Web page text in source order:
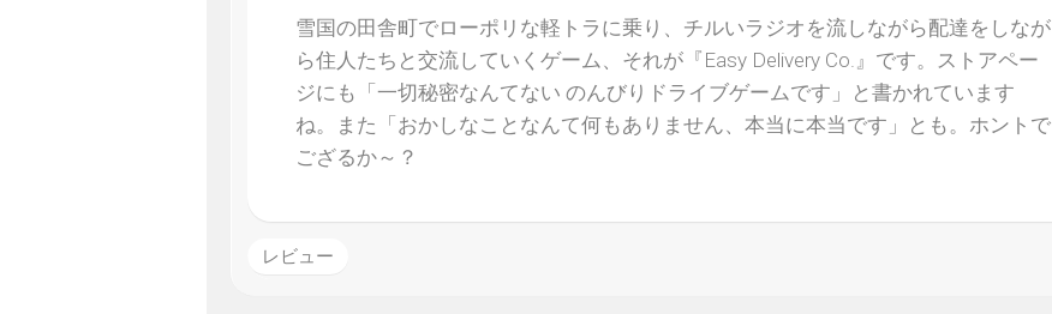
雪国の田舎町でローポリな軽トラに乗り、チルいラジオを流しながら配達をしなが
ら住人たちと交流していくゲーム、それが『Easy Delivery Co.』です。ストアペー
ジにも「一切秘密なんてない のんびりドライブゲームです」と書かれています
ね。また「おかしなことなんて何もありません、本当に本当です」とも。ホントで
ござるか～？
レビュー